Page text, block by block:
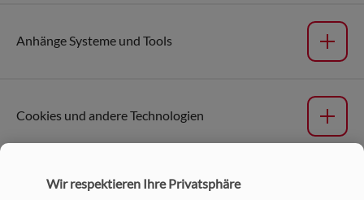
Date
Version 2.5
Anhänge Systeme und Tools
Cookies und andere Technologien
Quellenhinweise:
Wir respektieren Ihre Privatsphäre